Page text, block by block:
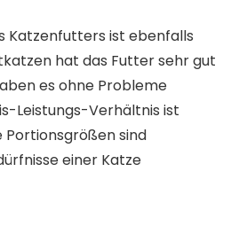
Katzenfutters ist ebenfalls
hat das Futter sehr gut
es ohne Probleme
Leistungs-Verhältnis ist
Portionsgrößen sind
einer Katze